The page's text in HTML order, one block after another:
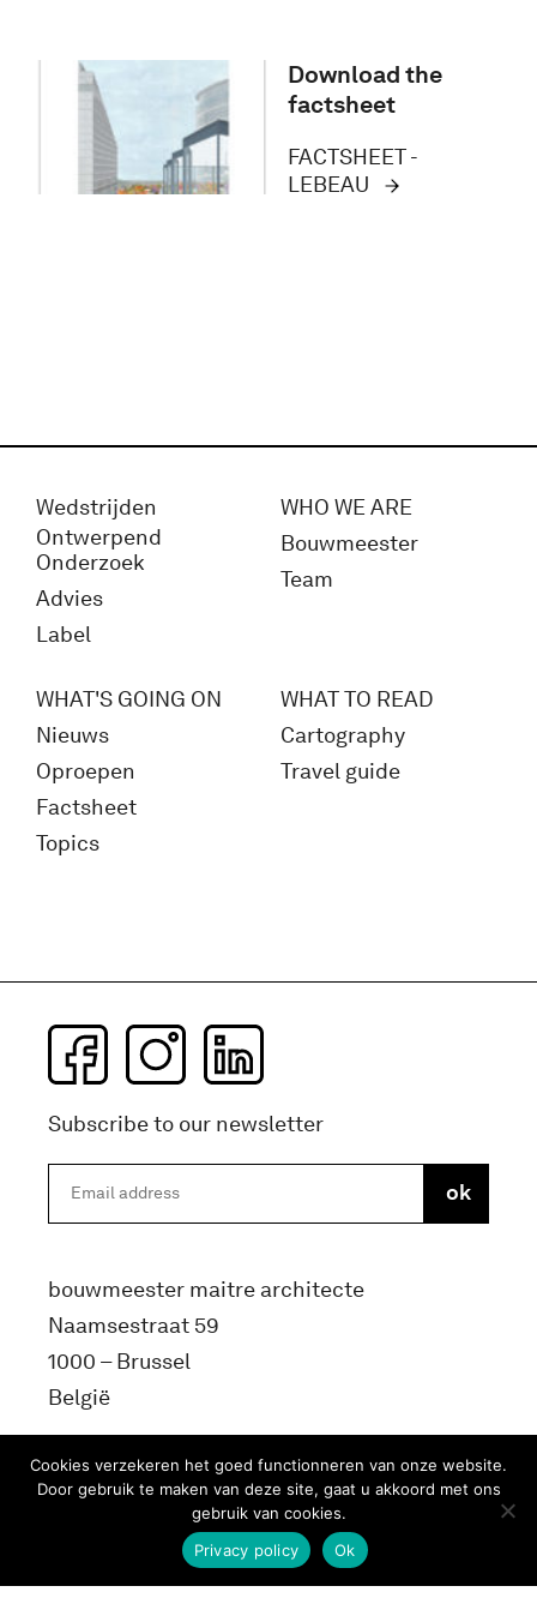
Download the
factsheet
FACTSHEET -
LEBEAU
Wedstrijden
Ontwerpend
Onderzoek
Advies
Label
WHO WE ARE
Bouwmeester
Team
WHAT'S GOING ON
Nieuws
Oproepen
Factsheet
Topics
WHAT TO READ
Cartography
Travel guide
Subscribe to our newsletter
bouwmeester maitre architecte
Naamsestraat 59
1000 – Brussel
België
info@bma.brussels
Cookies verzekeren het goed functionneren van onze website.
Door gebruik te maken van deze site, gaat u akkoord met ons
gebruik van cookies.
Ok
Privacy policy